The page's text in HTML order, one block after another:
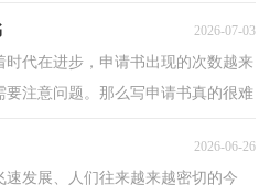
2026-07-03
代在进步，申请书出现的次数越来
注意问题。那么写申请书真的很难
2026-06-26
发展、人们往来越来越密切的今